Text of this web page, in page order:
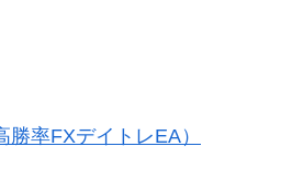
率FXデイトレEA）